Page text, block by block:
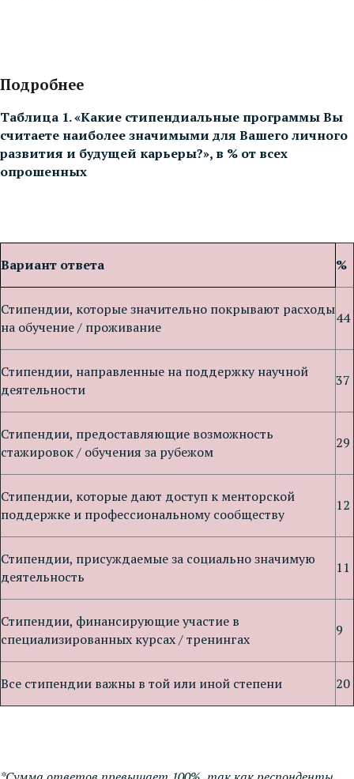
Подробнее
Таблица 1. «Какие стипендиальные программы Вы
считаете наиболее значимыми для Вашего личного
развития и будущей карьеры?», в % от всех
опрошенных
Вариант ответа %
Стипендии, которые значительно покрывают расходы
на обучение / проживание
44
Стипендии, направленные на поддержку научной
деятельности
37
Стипендии, предоставляющие возможность
стажировок / обучения за рубежом
29
Стипендии, которые дают доступ к менторской
поддержке и профессиональному сообществу
12
Стипендии, присуждаемые за социально значимую
деятельность
11
Стипендии, финансирующие участие в
специализированных курсах / тренингах
9
Все стипендии важны в той или иной степени 20